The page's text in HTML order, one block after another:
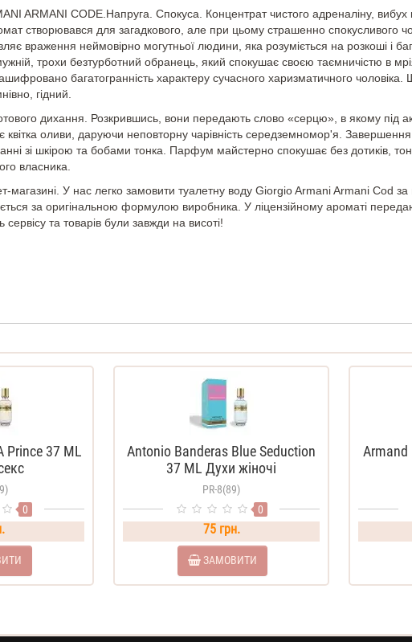
100
ARMANI CODE.Напруга. Спокуса. Концентрат чистого адреналіну, вибух
створювався для загадкового, але при цьому страшенно спокусливого
враження неймовірно могутньої людини, яка розуміється на розкоші і
трохи безтурботний обранець, який спокушає своєю таємничістю в
багатогранність характеру сучасного харизматичного чоловіка.
гідний.
дихання. Розкрившись, вони передають слово «серцю», в якому під
оливи, даруючи неповторну чарівність середземномор'я. Завершення
зі шкірою та бобами тонка. Парфум майстерно спокушає без дотиків,
власника.
У нас легко замовити туалетну воду Giorgio Armani Armani Cod за
за оригінальною формулою виробника. У ліцензійному ароматі
та товарів були завжди на висоті!
Prince 37 ML
0
Antonio Banderas Blue Seduction
37 ML Духи жіночі
PR-8(89)
0
75 грн.
ЗАМОВИТИ
Armand